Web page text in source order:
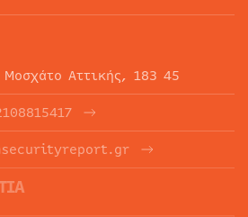
Αττικής, 183 45